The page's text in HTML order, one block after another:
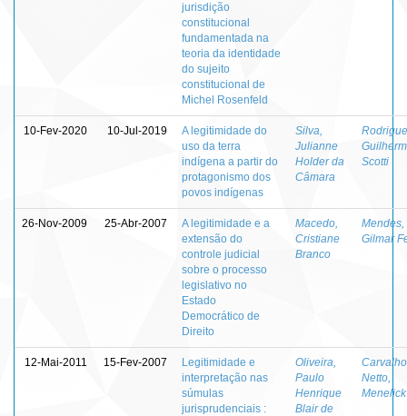
jurisdição
constitucional
fundamentada na
teoria da identidade
do sujeito
constitucional de
Michel Rosenfeld
10-Fev-2020 10-Jul-2019
A legitimidade do
uso da terra
indígena a partir do
protagonismo dos
povos indígenas
Silva,
Julianne
Holder da
Câmara
Scotti
26-Nov-2009 25-Abr-2007
A legitimidade e a
extensão do
controle judicial
sobre o processo
legislativo no
Estado
Democrático de
Direito
Macedo,
Cristiane
Branco
Mendes,
Gilmar
12-Mai-2011 15-Fev-2007
Legitimidade e
interpretação nas
súmulas
jurisprudenciais :
Oliveira,
Paulo
Henrique
Blair de
Carvalho
Netto,